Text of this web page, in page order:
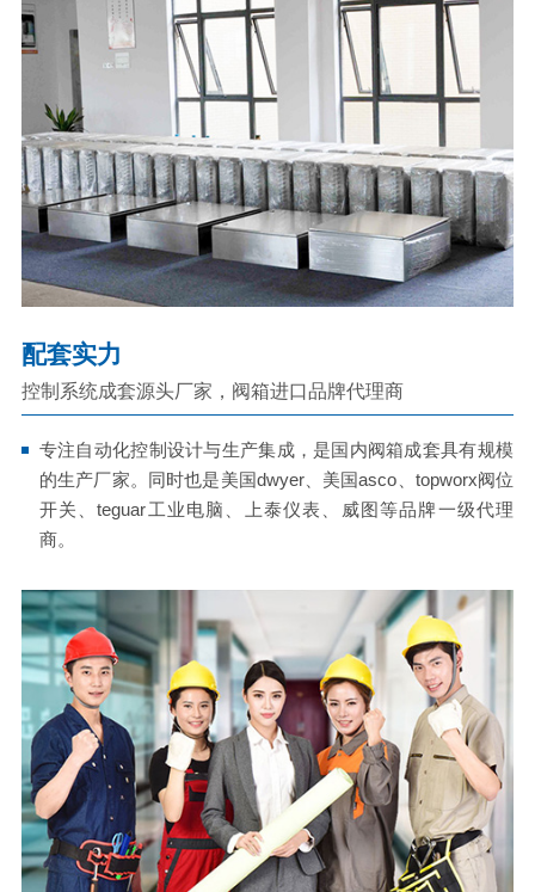
配套实力
控制系统成套源头厂家，阀箱进口品牌代理商
专注自动化控制设计与生产集成，是国内阀箱成套具有规模
的生产厂家。同时也是美国dwyer、美国asco、topworx阀位
开关、teguar工业电脑、上泰仪表、威图等品牌一级代理
商。